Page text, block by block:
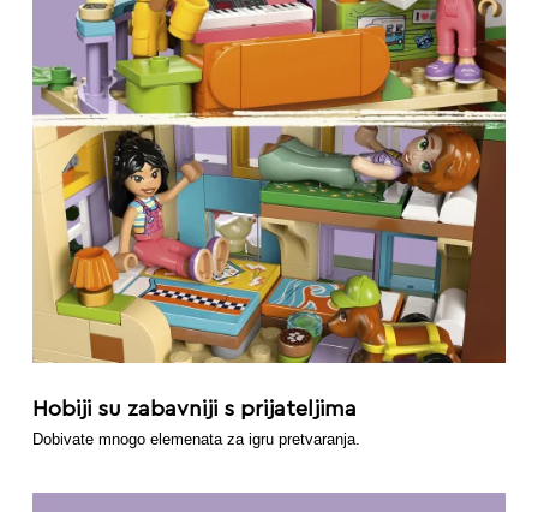
Hobiji su zabavniji s prijateljima
Dobivate mnogo elemenata za igru pretvaranja.